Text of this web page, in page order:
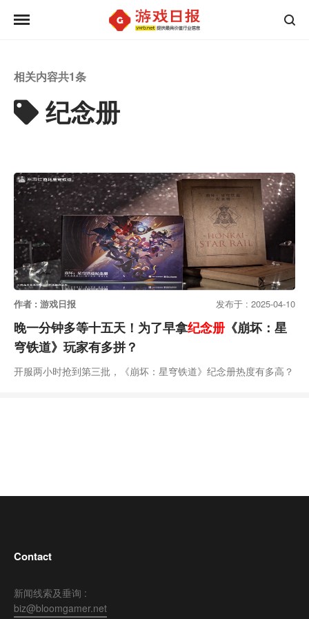
相关内容共1条
纪念册
作者 : 游戏日报 发布于 : 2025-04-10
晚一分钟多等十五天！为了早拿纪念册 《崩坏：星
穹铁道》玩家有多拼？
开服两小时抢到第三批，《崩坏：星穹铁道》纪念册热度有多高？
Contact
新闻线索及垂询 :
biz@bloomgamer.net